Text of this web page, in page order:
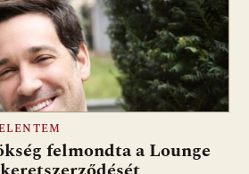
felmondta a Lounge